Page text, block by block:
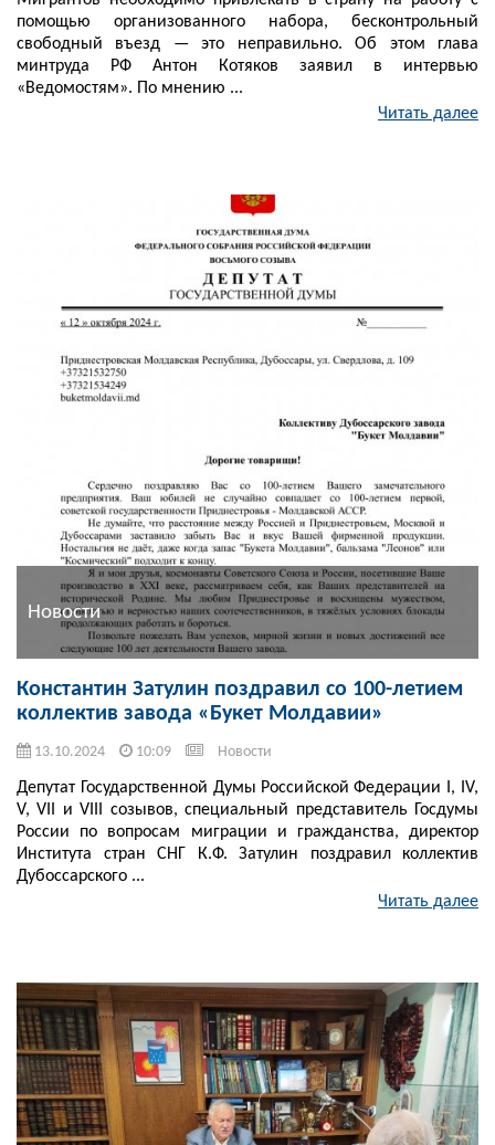
помощью организованного набора, бесконтрольный
свободный въезд — это неправильно. Об этом глава
минтруда РФ Антон Котяков заявил в интервью
«Ведомостям». По мнению ...
Читать далее
Новости
Константин Затулин поздравил со 100-летием
коллектив завода «Букет Молдавии»
13.10.2024 10:09 Новости
Депутат Государственной Думы Российской Федерации I, IV,
V, VII и VIII созывов, специальный представитель Госдумы
России по вопросам миграции и гражданства, директор
Института стран СНГ К.Ф. Затулин поздравил коллектив
Дубоссарского ...
Читать далее